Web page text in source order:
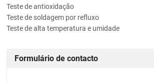
Teste de antioxidação
Teste de soldagem por refluxo
Teste de alta temperatura e umidade
Formulário de contacto